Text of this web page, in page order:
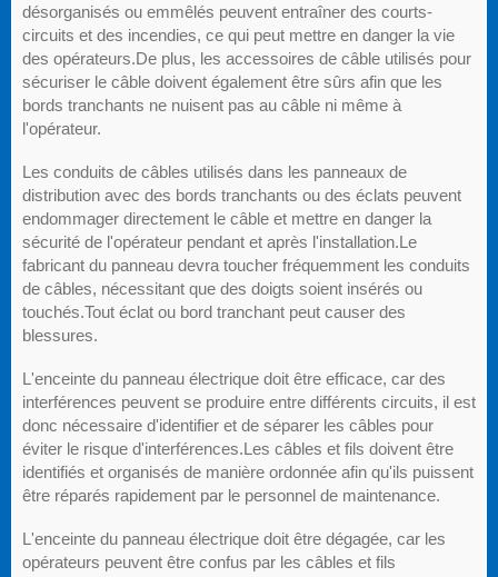
désorganisés ou emmêlés peuvent entraîner des courts-
circuits et des incendies, ce qui peut mettre en danger la vie
des opérateurs.De plus, les accessoires de câble utilisés pour
sécuriser le câble doivent également être sûrs afin que les
bords tranchants ne nuisent pas au câble ni même à
l'opérateur.
Les conduits de câbles utilisés dans les panneaux de
distribution avec des bords tranchants ou des éclats peuvent
endommager directement le câble et mettre en danger la
sécurité de l'opérateur pendant et après l'installation.Le
fabricant du panneau devra toucher fréquemment les conduits
de câbles, nécessitant que des doigts soient insérés ou
touchés.Tout éclat ou bord tranchant peut causer des
blessures.
L'enceinte du panneau électrique doit être efficace, car des
interférences peuvent se produire entre différents circuits, il est
donc nécessaire d'identifier et de séparer les câbles pour
éviter le risque d'interférences.Les câbles et fils doivent être
identifiés et organisés de manière ordonnée afin qu'ils puissent
être réparés rapidement par le personnel de maintenance.
L'enceinte du panneau électrique doit être dégagée, car les
opérateurs peuvent être confus par les câbles et fils